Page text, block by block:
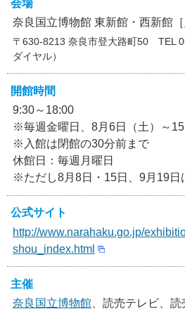
会場
奈良国立博物館 東新館・西新館［
〒630-8213 奈良市登大路町50 TEL
ダイヤル）
開館時間
9:30～18:00
※毎週金曜日、8月6日（土）～
※入館は閉館の30分前まで
休館日：毎週月曜日
※ただし8月8日・15日、9月19日
公式サイト
http://www.narahaku.go.jp/
shou_index.html
主催
奈良国立博物館 、読売テレビ、